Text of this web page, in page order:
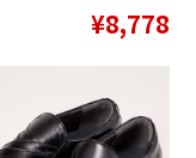
¥8,778